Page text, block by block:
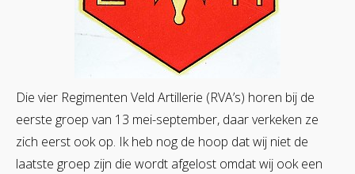
Die vier Regimenten Veld Artillerie (RVA’s) horen bij de
eerste groep van 13 mei-september, daar verkeken ze
zich eerst ook op. Ik heb nog de hoop dat wij niet de
laatste groep zijn die wordt afgelost omdat wij ook een